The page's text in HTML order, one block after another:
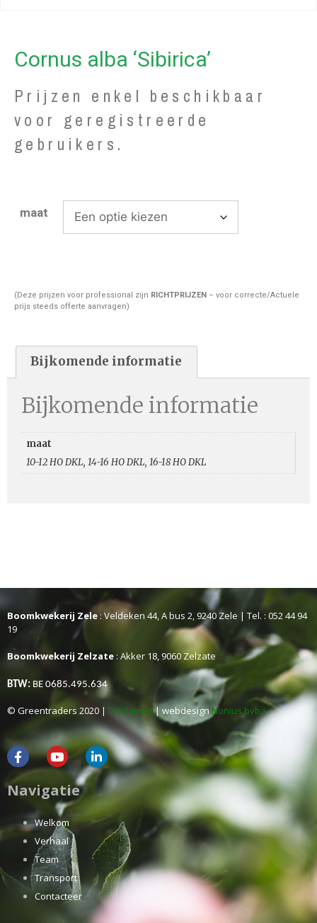
Cornus alba ‘Sibirica’
Prijzen enkel beschikbaar
voor geregistreerde
gebruikers.
maat
(Deze prijzen voor professional zijn RICHTPRIJZEN – voor correcte/Actuele
prijs steeds offerte aanvragen)
Bijkomende informatie
Bijkomende informatie
maat
10-12 HO DKL, 14-16 HO DKL, 16-18 HO DKL
Boomkwekerij Zele: Veldeken 44, A bus 2, 9240 Zele | Tel. : 052 44 94
19
Boomkwekerij Zelzate : Akker 18, 9060 Zelzate
BTW: BE 0685.495.634
© Greentraders 2020 | Disclaimer| webdesignNonius bvba
Navigatie
Welkom
Verhaal
Team
Transport
Contacteer